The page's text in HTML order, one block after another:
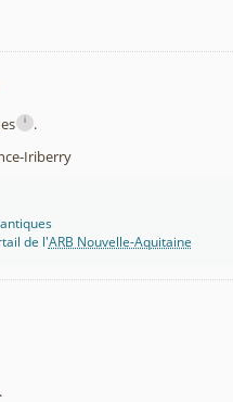
i
.
Iriberry
de l'ARB Nouvelle-Aquitaine